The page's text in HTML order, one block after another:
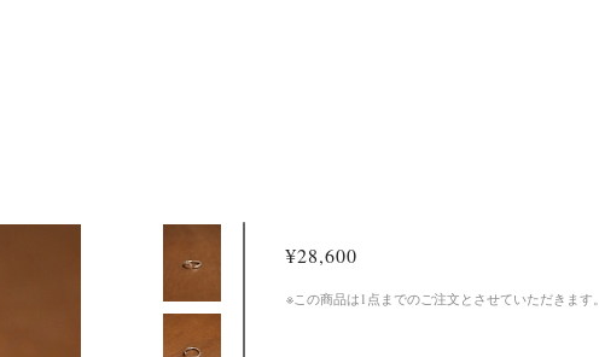
¥28,600
※この商品は1点までのご注文とさせていただきます。